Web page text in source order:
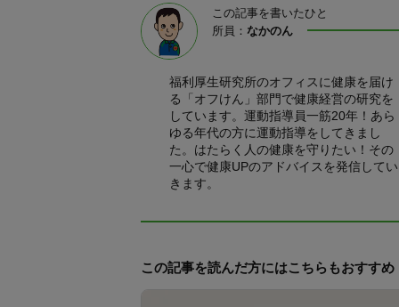
この記事を書いたひと
所員： なかのん
福利厚生研究所のオフィスに健康を届け
る「オフけん」部門で健康経営の研究を
しています。運動指導員一筋20年！あら
ゆる年代の方に運動指導をしてきまし
た。はたらく人の健康を守りたい！その
一心で健康UPのアドバイスを発信してい
きます。
この記事を読んだ方にはこちらもおすすめ